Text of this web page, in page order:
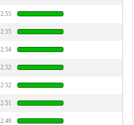
2.55
2.55
2.54
2.52
2.52
2.51
2.49